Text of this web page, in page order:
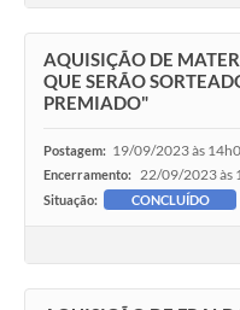
AQUISIÇÃO DE
QUE SERÃO
PREMIADO"
Postagem: 19/09/2023 às
Encerramento: 22/09/2023 às
Situação: CONCLUÍDO